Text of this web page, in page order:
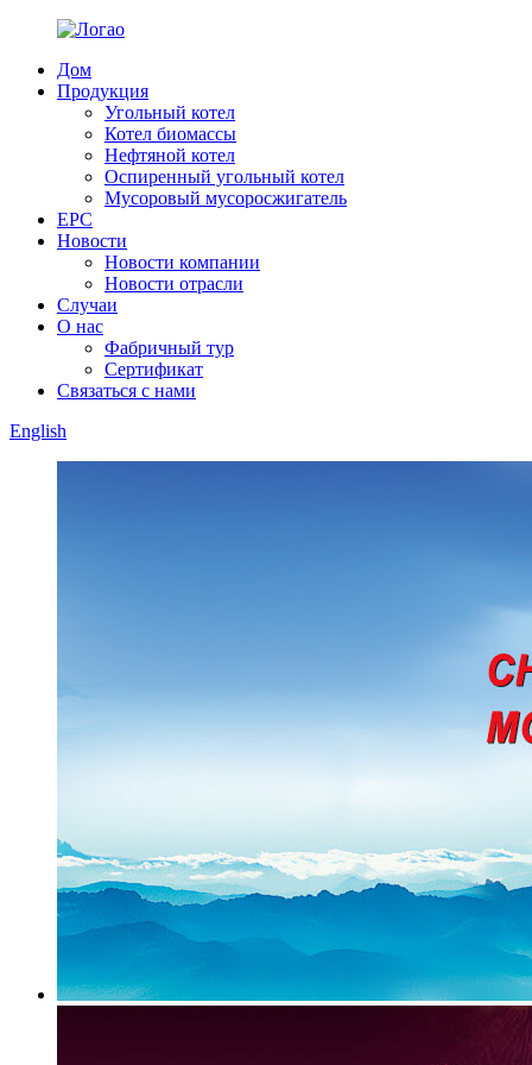
Дом
Продукция
Угольный котел
Котел биомассы
Нефтяной котел
Оспиренный угольный котел
Мусоровый мусоросжигатель
EPC
Новости
Новости компании
Новости отрасли
Случаи
О нас
Фабричный тур
Сертификат
Связаться с нами
English